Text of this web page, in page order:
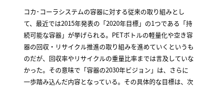
コカ･コーラシステムの容器に対する従来の取り組みとし
て、最近では2015年発表の「2020年目標」の1つである「持
続可能な容器」が挙げられる。PETボトルの軽量化や空き容
器の回収・リサイクル推進の取り組みを進めていくというも
のだが、回収率やリサイクルの重量比率までは言及していな
かった。その意味で「容器の2030年ビジョン」は、さらに
一歩踏み込んだ内容となっている。その具体的な目標は、次